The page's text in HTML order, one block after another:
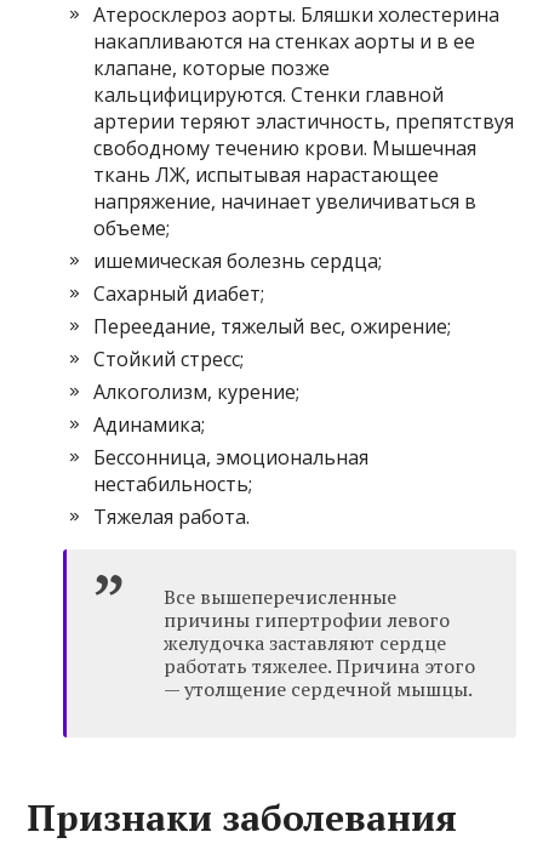
Атеросклероз аорты. Бляшки холестерина
накапливаются на стенках аорты и в ее
клапане, которые позже
кальцифицируются. Стенки главной
артерии теряют эластичность, препятствуя
свободному течению крови. Мышечная
ткань ЛЖ, испытывая нарастающее
напряжение, начинает увеличиваться в
объеме;
ишемическая болезнь сердца;
Сахарный диабет;
Переедание, тяжелый вес, ожирение;
Стойкий стресс;
Алкоголизм, курение;
Адинамика;
Бессонница, эмоциональная
нестабильность;
Тяжелая работа.
Все вышеперечисленные
причины гипертрофии левого
желудочка заставляют сердце
работать тяжелее. Причина этого
— утолщение сердечной мышцы.
Признаки заболевания